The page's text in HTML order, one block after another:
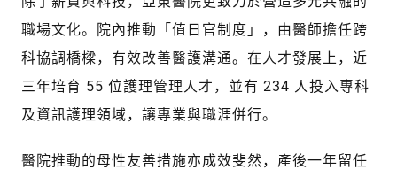
職場文化。院內推動「值日官制度」，由醫師擔任跨
科協調橋樑，有效改善醫護溝通。在人才發展上，近
三年培育 55 位護理管理人才，並有 234 人投入專科
及資訊護理領域，讓專業與職涯併行。
醫院推動的母性友善措施亦成效斐然，產後一年留任